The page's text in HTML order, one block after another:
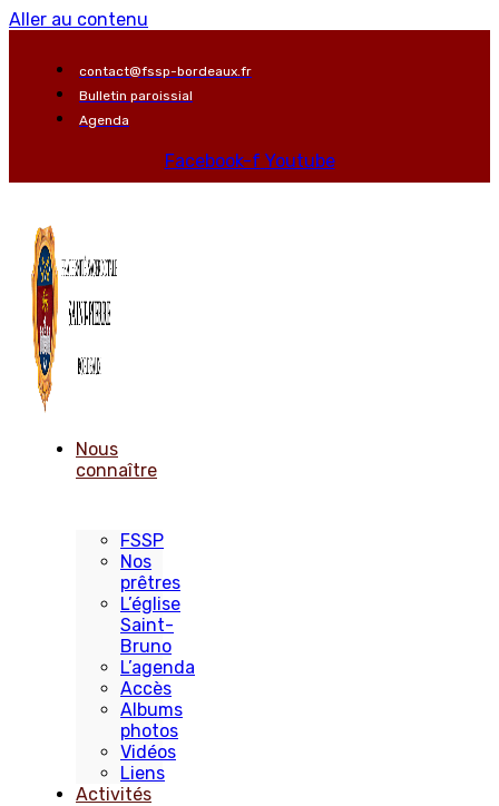
Aller au contenu
contact@fssp-bordeaux.fr
Bulletin paroissial
Agenda
Facebook-f Youtube
Nous
connaître
FSSP
Nos
prêtres
L’église
Saint-
Bruno
L’agenda
Accès
Albums
photos
Vidéos
Liens
Activités